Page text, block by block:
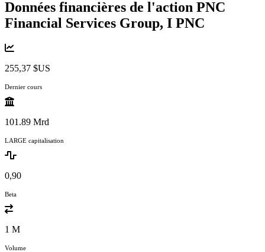
Données financières de l'action PNC
Financial Services Group, I PNC
255,37 $US
Dernier cours
101.89 Mrd
LARGE capitalisation
0,90
Beta
1 M
Volume